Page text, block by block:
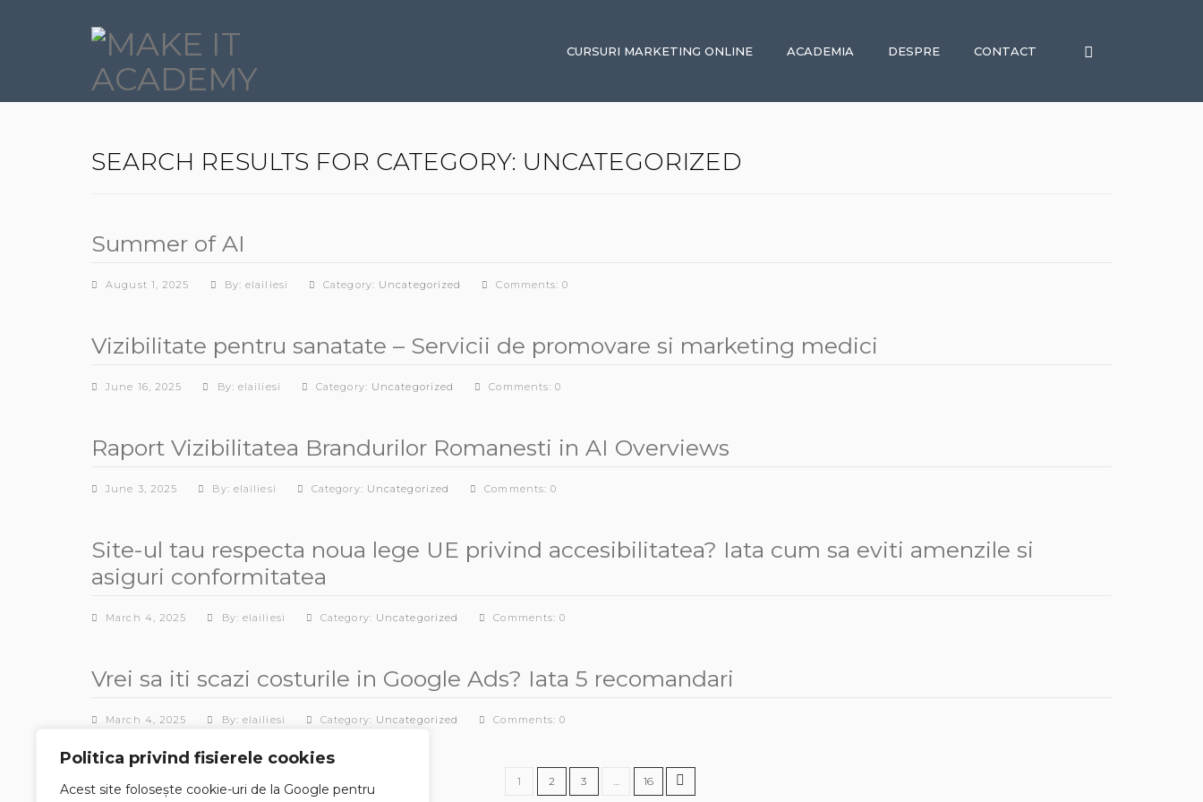
Politica privind fisierele cookies
Acest site folosește cookie-uri de la Google pentru
CURSURI MARKETING ONLINE ACADEMIA DESPRE CONTACT
SEARCH RESULTS FOR CATEGORY: UNCATEGORIZED
Summer of AI
August 1, 2025 By: elailiesi Category: Uncategorized Comments: 0
Vizibilitate pentru sanatate – Servicii de promovare si marketing medici
June 16, 2025 By: elailiesi Category: Uncategorized Comments: 0
Raport Vizibilitatea Brandurilor Romanesti in AI Overviews
June 3, 2025 By: elailiesi Category: Uncategorized Comments: 0
Site-ul tau respecta noua lege UE privind accesibilitatea? Iata cum sa eviti amenzile si
asiguri conformitatea
March 4, 2025 By: elailiesi Category: Uncategorized Comments: 0
Vrei sa iti scazi costurile in Google Ads? Iata 5 recomandari
March 4, 2025 By: elailiesi Category: Uncategorized Comments: 0
1 2 3 … 16